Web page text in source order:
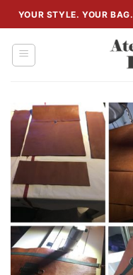
Zum
Inhalt
springen
YOUR STYLE. YOUR BAG.